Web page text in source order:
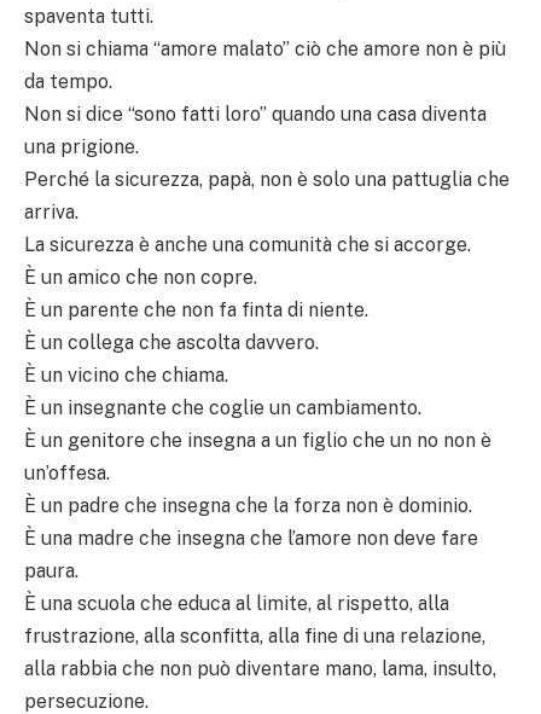
spaventa tutti.
Non si chiama “amore malato” ciò che amore non è più
da tempo.
Non si dice “sono fatti loro” quando una casa diventa
una prigione.
Perché la sicurezza, papà, non è solo una pattuglia che
arriva.
La sicurezza è anche una comunità che si accorge.
È un amico che non copre.
È un parente che non fa finta di niente.
È un collega che ascolta davvero.
È un vicino che chiama.
È un insegnante che coglie un cambiamento.
È un genitore che insegna a un figlio che un no non è
un’offesa.
È un padre che insegna che la forza non è dominio.
È una madre che insegna che l’amore non deve fare
paura.
È una scuola che educa al limite, al rispetto, alla
frustrazione, alla sconfitta, alla fine di una relazione,
alla rabbia che non può diventare mano, lama, insulto,
persecuzione.